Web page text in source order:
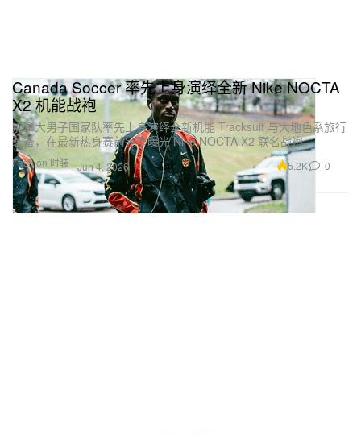
Fashion 时装
Canada Soccer 率先上身演绎全新 Nike NOCTA
X2 机能战袍
加拿大男子国家队率先上身演绎全新机能 Tracksuit 与大地色系旅行
装备，在最新热身赛前完整曝光 Nike NOCTA X2 联名战袍。
Jun 4, 2026 5.2K 0